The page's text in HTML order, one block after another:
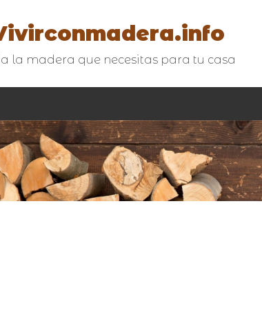
la madera que necesitas para tu casa